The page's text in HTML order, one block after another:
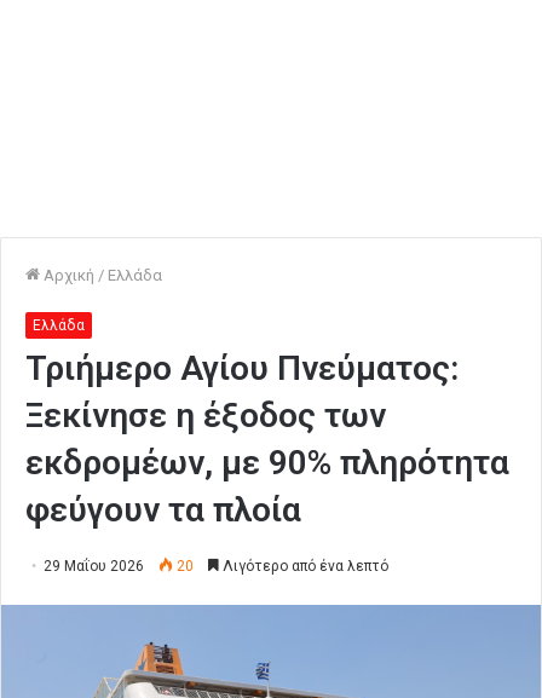
Αρχική / Ελλάδα
Ελλάδα
Τριήμερο Αγίου Πνεύματος:
Ξεκίνησε η έξοδος των
εκδρομέων, με 90% πληρότητα
φεύγουν τα πλοία
29 Μαΐου 2026 20 Λιγότερο από ένα λεπτό